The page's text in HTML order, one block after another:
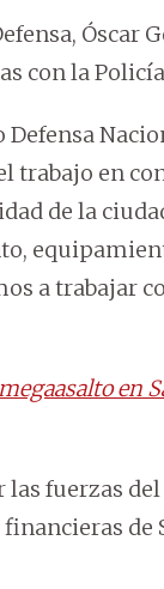
Óscar
con la
trabajo en
de la
a trabajar
en
fuerzas
de